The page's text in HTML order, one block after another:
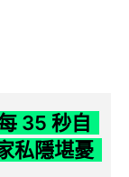
35 秒自
私隱堪憂